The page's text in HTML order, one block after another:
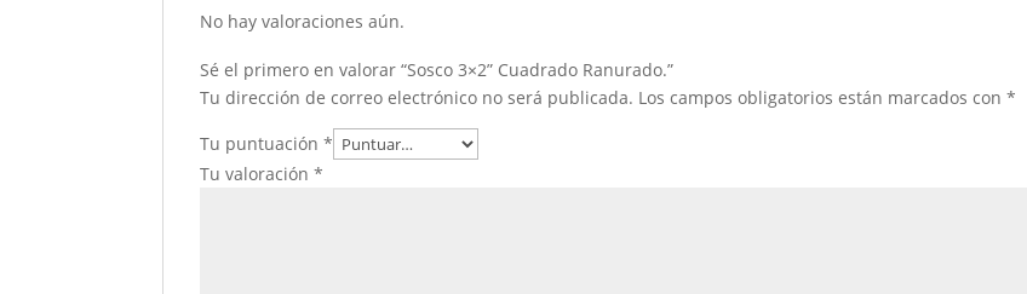
No hay valoraciones aún.
Sé el primero en valorar “Sosco 3×2” Cuadrado Ranurado.”
Tu dirección de correo electrónico no será publicada. Los campos obligatorios están marcados con*
Tu puntuación*
Tu valoración*